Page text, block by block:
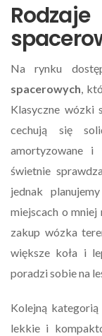
Na rynku
spacerowych,
Klasyczne wózki
cechują się
amortyzowane i
świetnie
jednak
miejscach o
zakup wózka
większe koła i
poradzi sobie na
Kolejną
lekkie i